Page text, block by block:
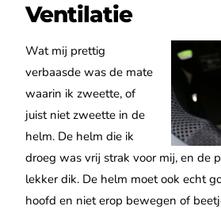
Ventilatie
Wat mij prettig
verbaasde was de mate
waarin ik zweette, of
juist niet zweette in de
helm. De helm die ik
droeg was vrij strak voor mij, en de
lekker dik. De helm moet ook echt
hoofd en niet erop bewegen of